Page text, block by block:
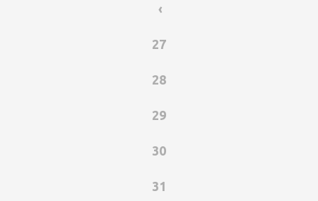
‹
27
28
29
30
31